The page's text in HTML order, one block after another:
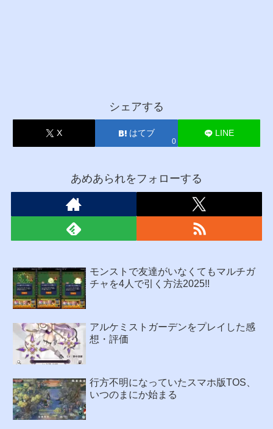
シェアする
X はてブ
0
LINE
あめあられをフォローする
モンストで友達がいなくてもマルチガ
チャを4人で引く方法2025!!
アルケミストガーデンをプレイした感
想・評価
行方不明になっていたスマホ版TOS、
いつのまにか始まる